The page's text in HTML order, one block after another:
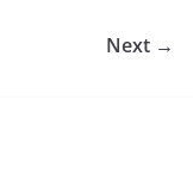
Next →